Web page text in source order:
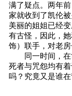
满了疑点。两年
家就收到了凯伦
美丽的姐姐已经
有古怪，因此，
饰）联手，对老房
同一时间，在
死者与咒怨均有
吗？究竟又是谁